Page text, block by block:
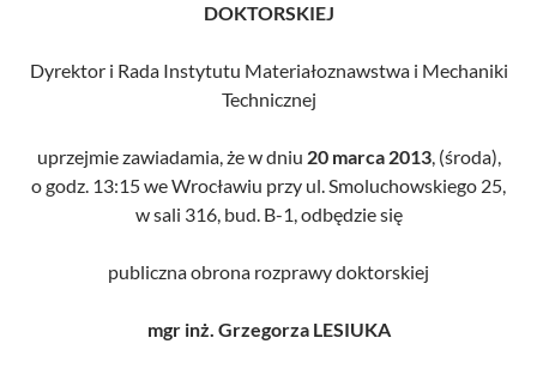
DOKTORSKIEJ
Dyrektor i Rada Instytutu Materiałoznawstwa i Mechaniki
Technicznej
uprzejmie zawiadamia, że w dniu 20 marca 2013, (środa),
o godz. 13:15 we Wrocławiu przy ul. Smoluchowskiego 25,
w sali 316, bud. B-1, odbędzie się
publiczna obrona rozprawy doktorskiej
mgr inż. Grzegorza LESIUKA